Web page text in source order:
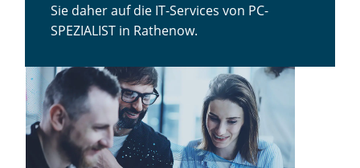
Sie daher auf die IT-Services von PC-
SPEZIALIST in Rathenow.